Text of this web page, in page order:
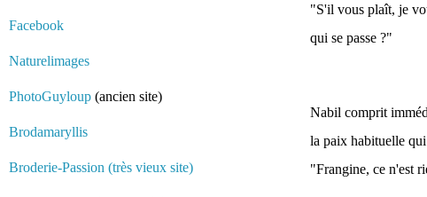
Facebook
Naturelimages
PhotoGuyloup (ancien site)
Brodamaryllis
Broderie-Passion (très vieux site)
"S'il vous plaît, je
qui se passe ?"
Nabil comprit
la paix habituelle
"Frangine, ce n'est